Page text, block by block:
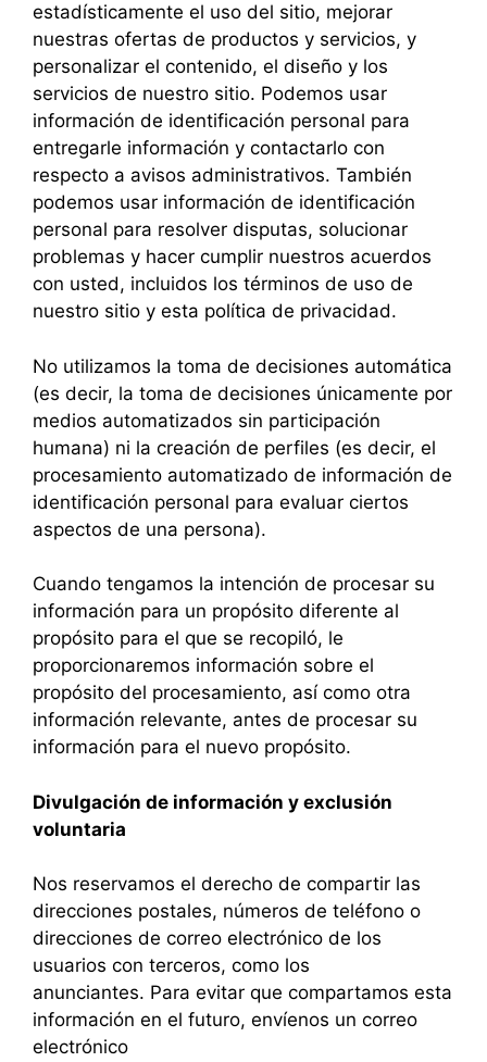
estadísticamente el uso del sitio, mejorar
nuestras ofertas de productos y servicios, y
personalizar el contenido, el diseño y los
servicios de nuestro sitio. Podemos usar
información de identificación personal para
entregarle información y contactarlo con
respecto a avisos administrativos. También
podemos usar información de identificación
personal para resolver disputas, solucionar
problemas y hacer cumplir nuestros acuerdos
con usted, incluidos los términos de uso de
nuestro sitio y esta política de privacidad.
No utilizamos la toma de decisiones automática
(es decir, la toma de decisiones únicamente por
medios automatizados sin participación
humana) ni la creación de perfiles (es decir, el
procesamiento automatizado de información de
identificación personal para evaluar ciertos
aspectos de una persona).
Cuando tengamos la intención de procesar su
información para un propósito diferente al
propósito para el que se recopiló, le
proporcionaremos información sobre el
propósito del procesamiento, así como otra
información relevante, antes de procesar su
información para el nuevo propósito.
Divulgación de información y exclusión
voluntaria
Nos reservamos el derecho de compartir las
direcciones postales, números de teléfono o
direcciones de correo electrónico de los
usuarios con terceros, como los
anunciantes. Para evitar que compartamos esta
información en el futuro, envíenos un correo
electrónico